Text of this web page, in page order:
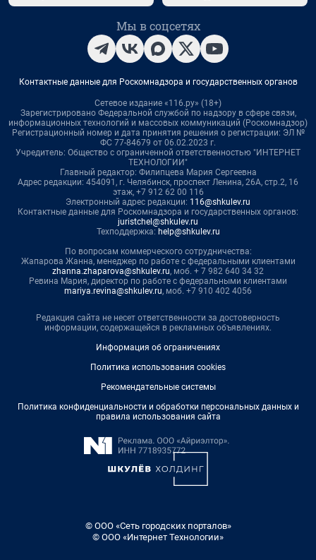
Мы в соцсетях
Контактные данные для Роскомнадзора и государственных органов
Сетевое издание «116.ру» (18+)
Зарегистрировано Федеральной службой по надзору в сфере связи,
информационных технологий и массовых коммуникаций (Роскомнадзор)
Регистрационный номер и дата принятия решения о регистрации: ЭЛ №
ФС 77-84679 от 06.02.2023 г.
Учредитель: Общество с ограниченной ответственностью "ИНТЕРНЕТ
ТЕХНОЛОГИИ"
Главный редактор: Филипцева Мария Сергеевна
Адрес редакции: 454091, г. Челябинск, проспект Ленина, 26А, стр.2, 16
этаж, +7 912 62 00 116
Электронный адрес редакции: 116@shkulev.ru
Контактные данные для Роскомнадзора и государственных органов:
juristchel@shkulev.ru
Техподдержка: help@shkulev.ru
По вопросам коммерческого сотрудничества:
Жапарова Жанна, менеджер по работе с федеральными клиентами
zhanna.zhaparova@shkulev.ru, моб. + 7 982 640 34 32
Ревина Мария, директор по работе с федеральными клиентами
mariya.revina@shkulev.ru, моб. +7 910 402 4056
Редакция сайта не несет ответственности за достоверность
информации, содержащейся в рекламных объявлениях.
Информация об ограничениях
Политика использования cookies
Рекомендательные системы
Политика конфиденциальности и обработки персональных данных и
правила использования сайта
© ООО «Сеть городских порталов»
© ООО «Интернет Технологии»